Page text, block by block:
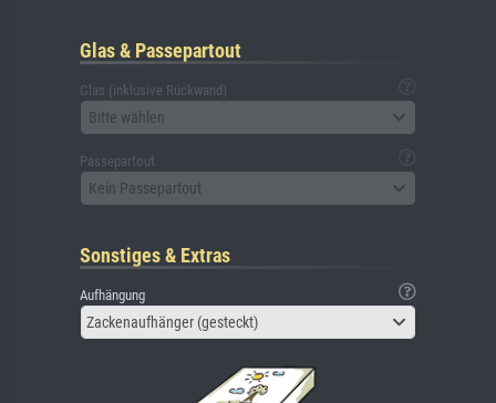
Glas & Passepartout
Glas (inklusive Rückwand)
Bitte wählen
Passepartout
Kein Passepartout
Sonstiges & Extras
Aufhängung
Zackenaufhänger (gesteckt)